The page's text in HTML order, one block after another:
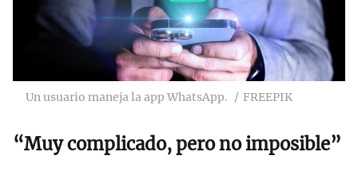
Un usuario maneja la app WhatsApp. FREEPIK
“Muy complicado, pero no imposible”